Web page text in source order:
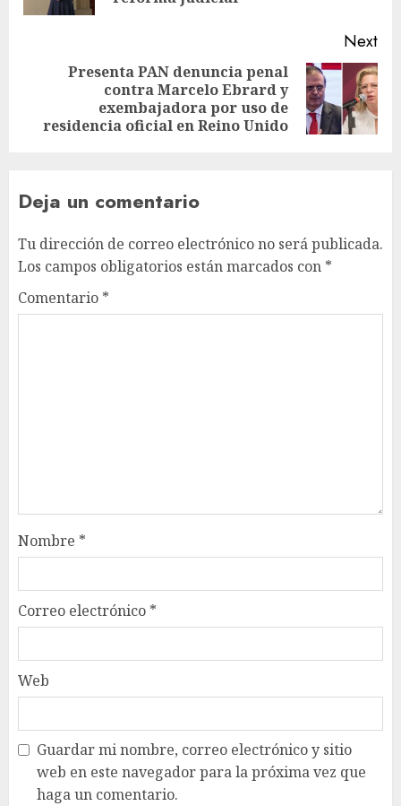
Next
Presenta PAN denuncia penal
contra Marcelo Ebrard y
exembajadora por uso de
residencia oficial en Reino Unido
Deja un comentario
Tu dirección de correo electrónico no será publicada.
Los campos obligatorios están marcados con *
Comentario *
Nombre *
Correo electrónico *
Web
Guardar mi nombre, correo electrónico y sitio
web en este navegador para la próxima vez que
haga un comentario.